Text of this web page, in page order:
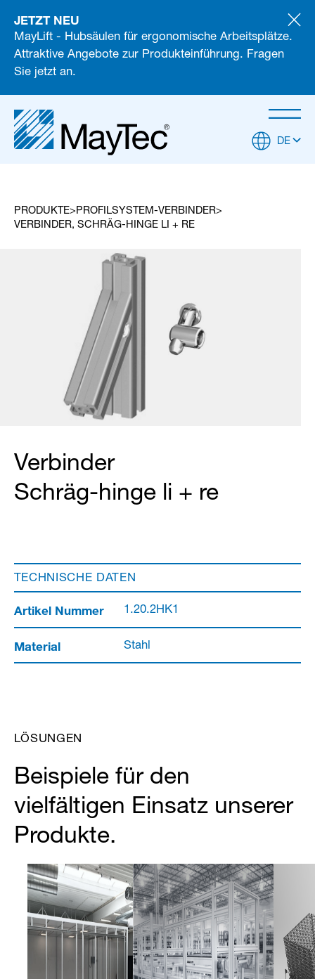
JETZT NEU
MayLift - Hubsäulen für ergonomische Arbeitsplätze.
Attraktive Angebote zur Produkteinführung. Fragen
Sie jetzt an.
DE
PRODUKTE
PROFILSYSTEM-VERBINDER
VERBINDER, SCHRÄG-HINGE LI + RE
Verbinder
Schräg-hinge li + re
TECHNISCHE DATEN
Artikel Nummer 1.20.2HK1
Material Stahl
LÖSUNGEN
Beispiele für den
vielfältigen Einsatz unserer
Produkte.